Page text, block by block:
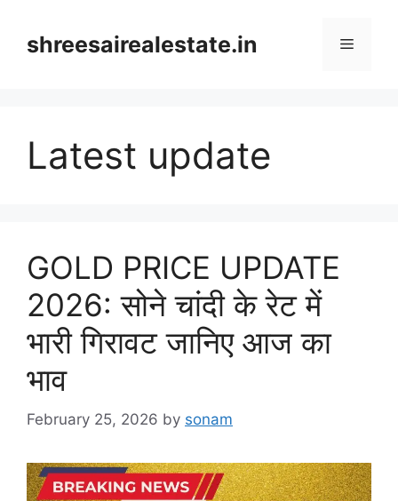
contentshreesairealestate.in Menu
Latest update
GOLD PRICE UPDATE
2026: सोने चांदी के रेट में
भारी गिरावट जानिए आज का
भाव
February 25, 2026 by sonam